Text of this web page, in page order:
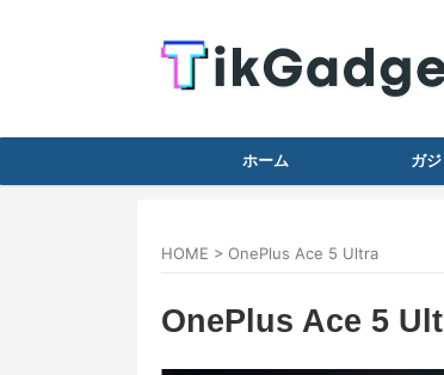
ホーム ガ
HOME > OnePlus Ace 5 Ultra
OnePlus Ace 5